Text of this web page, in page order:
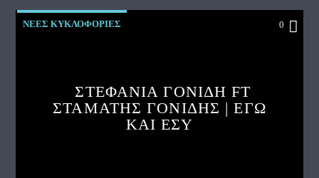
ΝΕΕΣ ΚΥΚΛΟΦΟΡΙΕΣ 0
ΣΤΕΦΑΝΙΑ ΓΟΝΙΔΗ FT
ΣΤΑΜΑΤΗΣ ΓΟΝΙΔΗΣ | ΕΓΩ
ΚΑΙ ΕΣΥ